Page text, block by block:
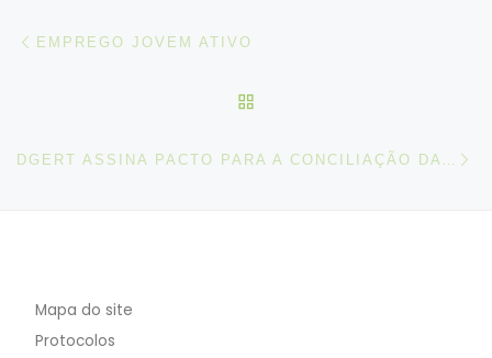
Post navigation
EMPREGO JOVEM ATIVO
Mapa do site
Protocolos